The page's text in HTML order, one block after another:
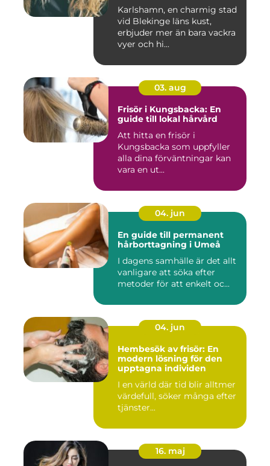
Karlshamn, en charmig stad
vid Blekinge läns kust,
erbjuder mer än bara vackra
vyer och hi...
03. aug
Frisör i Kungsbacka: En
guide till lokal hårvård
Att hitta en frisör i
Kungsbacka som uppfyller
alla dina förväntningar kan
vara en ut...
04. jun
En guide till permanent
hårborttagning i Umeå
I dagens samhälle är det allt
vanligare att söka efter
metoder för att enkelt oc...
04. jun
Hembesök av frisör: En
modern lösning för den
upptagna individen
I en värld där tid blir alltmer
värdefull, söker många efter
tjänster...
16. maj